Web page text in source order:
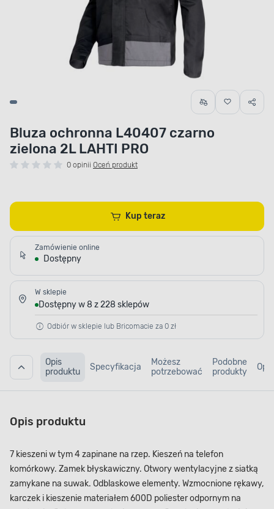
Bluza ochronna L40407 czarno
zielona 2L LAHTI PRO
0 opinii Oceń produkt
Kup teraz
Zamówienie online
Dostępny
W sklepie
Dostępny w 8 z 228 sklepów
Odbiór w sklepie lub Bricomacie za 0 zł
Opis
produktu
Specyfikacja
Możesz
potrzebować
Podobne
produkty
Opis produktu
7 kieszeni w tym 4 zapinane na rzep. Kieszeń na telefon
komórkowy. Zamek błyskawiczny. Otwory wentylacyjne z siatką
zamykane na suwak. Odblaskowe elementy. Wzmocnione rękawy,
karczek i kieszenie materiałem 600D poliester odpornym na